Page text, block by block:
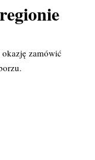
okazję zamówić